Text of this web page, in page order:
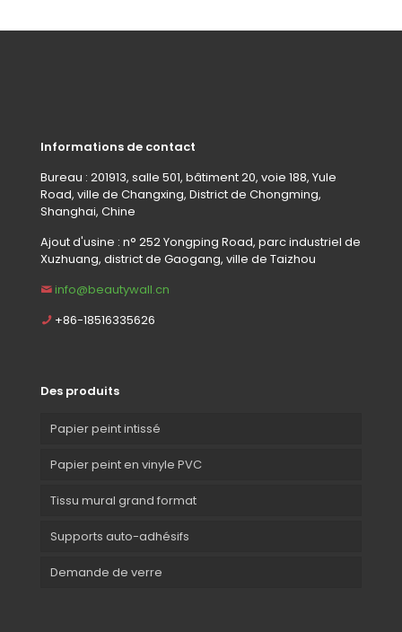
Informations de contact
Bureau : 201913, salle 501, bâtiment 20, voie 188, Yule
Road, ville de Changxing, District de Chongming,
Shanghai, Chine
Ajout d'usine : n° 252 Yongping Road, parc industriel de
Xuzhuang, district de Gaogang, ville de Taizhou
info@beautywall.cn
+86-18516335626
Des produits
Papier peint intissé
Papier peint en vinyle PVC
Tissu mural grand format
Supports auto-adhésifs
Demande de verre